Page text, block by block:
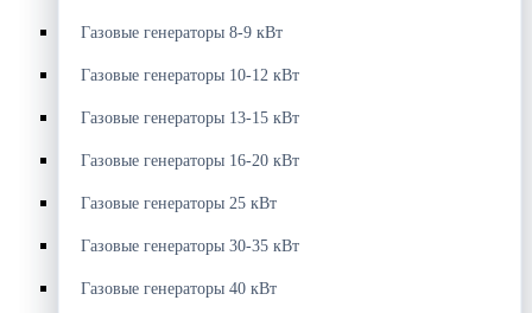
Газовые генераторы 8-9 кВт
Газовые генераторы 10-12 кВт
Газовые генераторы 13-15 кВт
Газовые генераторы 16-20 кВт
Газовые генераторы 25 кВт
Газовые генераторы 30-35 кВт
Газовые генераторы 40 кВт